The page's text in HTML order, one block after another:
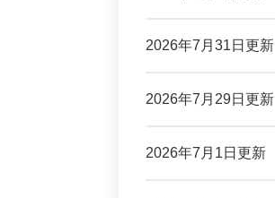
2026年7月31日更新
2026年7月29日更新
2026年7月1日更新